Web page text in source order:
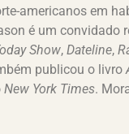
americanos em
é um convidado
Show, Dateline,
publicou o livro
New York Times.